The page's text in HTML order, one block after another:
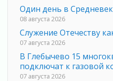
Один день в
08 августа 2026
Служение Отечеству
07 августа 2026
В Глебычево 15
подключат к газовой
07 августа 2026